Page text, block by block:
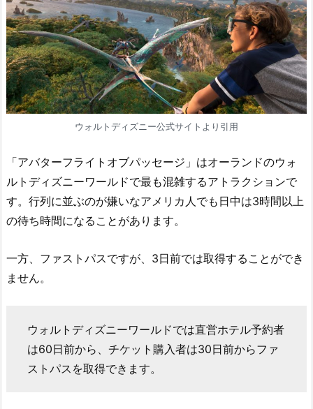
ウォルトディズニー公式サイトより引用
「アバターフライトオブパッセージ」はオーランドのウォ
ルトディズニーワールドで最も混雑するアトラクションで
す。行列に並ぶのが嫌いなアメリカ人でも日中は3時間以上
の待ち時間になることがあります。
一方、ファストパスですが、3日前では取得することができ
ません。
ウォルトディズニーワールドでは直営ホテル予約者
は60日前から、チケット購入者は30日前からファ
ストパスを取得できます。